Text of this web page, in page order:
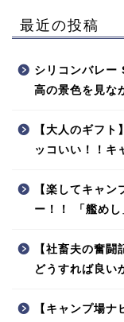
最近の投稿
シリコンバレ
高の景色を見な
【大人のギフ
ッコいい！！キ
【楽してキャ
ー！！ 「艦めし
【社畜夫の奮
どうすれば良い
【キャンプ場